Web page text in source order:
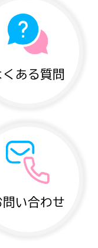
くある質問
問い合わせ